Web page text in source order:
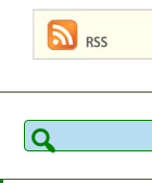
検
索: